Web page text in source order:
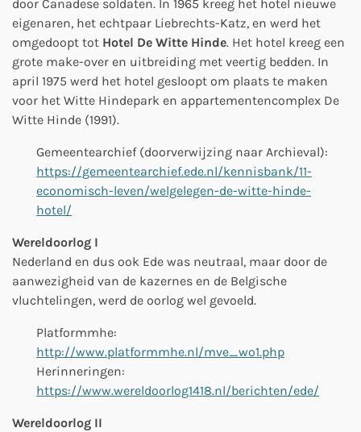
door Canadese soldaten. In 1965 kreeg het hotel nieuwe
eigenaren, het echtpaar Liebrechts-Katz, en werd het
omgedoopt tot Hotel De Witte Hinde. Het hotel kreeg een
grote make-over en uitbreiding met veertig bedden. In
april 1975 werd het hotel gesloopt om plaats te maken
voor het Witte Hindepark en appartementencomplex De
Witte Hinde (1991).
Gemeentearchief (doorverwijzing naar Archieval):
https://gemeentearchief.ede.nl/kennisbank/11-
economisch-leven/welgelegen-de-witte-hinde-
hotel/
Wereldoorlog I
Nederland en dus ook Ede was neutraal, maar door de
aanwezigheid van de kazernes en de Belgische
vluchtelingen, werd de oorlog wel gevoeld.
Platformmhe:
http://www.platformmhe.nl/mve_wo1.php
Herinneringen:
https://www.wereldoorlog1418.nl/berichten/ede/
Wereldoorlog II